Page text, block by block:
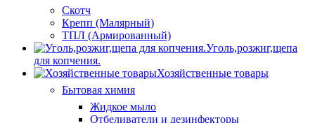
Скотч
Крепп (Малярный)
ТПЛ (Армированный)
Уголь,розжиг,щепа
для копчения.
Хозяйственные товары
Бытовая химия
Жидкое мыло
Отбеливатели и дезинфекторы